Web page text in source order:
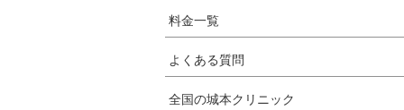
料金一覧
よくある質問
全国の城本クリニック